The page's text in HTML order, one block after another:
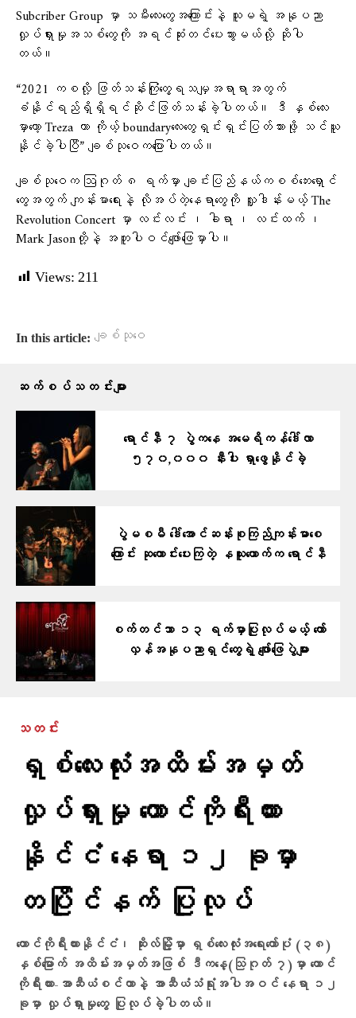
Subcriber Group မှာ သမီးလေးတွေအကြောင်းနဲ့ သူမရဲ့ အနုပညာ
လှုပ်ရှားမှုအသစ်တွေကို အရင်ဆုံးတင်ပေးသွားမယ်လို့ ဆိုပါ
တယ်။
“2021 ကစလို့ ဖြတ်သန်းကြုံတွေ့ရသမျှအရာရာအတွက်
ခံနိုင်ရည်ရှိရှိရင်ဆိုင်ဖြတ်သန်းခဲ့ပါတယ်။ ဒီ နှစ်လေး
မှာတော့ Treza ဟာ ကိုယ့် boundaryလေးတွေရှင်းရှင်းပြတ်သားဖို့ သင်ယူ
နိုင်ခဲ့ပါပြီ” ချစ်သုဝေကပြောပါတယ်။
ချစ်သုဝေက ဩဂုတ် ၈ ရက်မှာ ချင်းပြည်နယ်ကစစ်ဘေးရှောင်
တွေအတွက် ကျန်းမာရေးနဲ့ လိုအပ်တဲ့နေရာတွေကို လှူဒါန်းမယ့် The
Revolution Concert မှာ လင်းလင်း ၊ ခါရာ ၊ လင်းထက် ၊
Mark Jasonတို့နဲ့ အတူပါဝင်ဖျော်ဖြေမှာပါ။
Views: 211
In this article: ချစ်သုဝေ
ဆက်စပ်သတင်းများ
ရောင်နီ ၇ ပွဲကနေ အမေရိကန်ဒေါ်လာ
၅၇၀,၀၀၀ နီးပါး ရှာဖွေနိုင်ခဲ့
ပွဲမစမီ ဒေါ်အောင်ဆန်းစုကြည်ကျန်းမာစေ
ကြောင်း ဆုတောင်းပေးကြတဲ့ နယူးယောက်က ရောင်နီ
စက်တင်ဘာ ၁၃ ရက်မှာပြုလုပ်မယ့် တော်
လှန်အနုပညာရှင်တွေရဲ့ ဖျော်ဖြေပွဲများ
သတင်း
ရှစ်လေးလုံးအထိမ်းအမှတ်
လှုပ်ရှားမှု တောင်ကိုရီးယား
နိုင်ငံ နေရာ ၁၂ ခုမှာ
တပြိုင်နက် ပြုလုပ်
တောင်ကိုရီးယားနိုင်ငံ၊ ဆိုးလ်မြို့မှာ ရှစ်လေးလုံးအရေးတော်ပုံ (၃၈)
နှစ်မြောက် အထိမ်းအမှတ်အဖြစ် ဒီကနေ့(သြဂုတ် ၇)မှာ တောင်
ကိုရီးယား-အာဆီယံစင်တာနဲ့ အာဆီယံသံရုံးအပါအဝင် နေရာ ၁၂
ခုမှာ လှုပ်ရှားမှုတွေ ပြုလုပ်ခဲ့ပါတယ်။